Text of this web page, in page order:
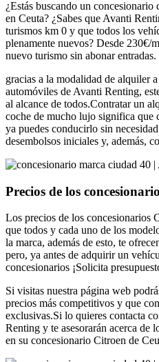
¿Estás buscando un
en Ceuta? ¿Sabes que Avanti
turismos km 0 y que todos los
plenamente nuevos? Desde 230€/
nuevo turismo sin abonar entradas.
gracias a la modalidad de alquiler
automóviles de Avanti Renting,
al alcance de todos.Contratar un
coche de mucho lujo significa que
ya puedes conducirlo sin
desembolsos iniciales y, además,
Precios de los
Los precios de los concesionarios
que todos y cada uno de los
la marca, además de esto, te
pero, ya antes de adquirir un
concesionarios ¡Solicita
Si visitas nuestra página web
precios más competitivos y que
exclusivas.Si lo quieres contacta
Renting y te asesorarán acerca de
en su concesionario Citroen de